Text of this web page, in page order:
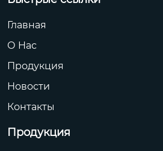
Главная
О Hас
Продукция
Новости
Контакты
Продукция